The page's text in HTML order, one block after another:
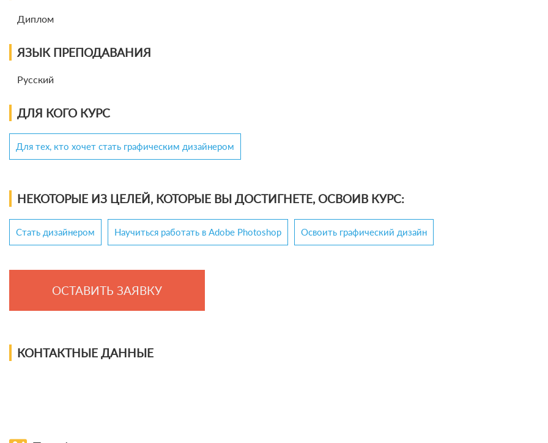
Диплом
ЯЗЫК ПРЕПОДАВАНИЯ
Русский
ДЛЯ КОГО КУРС
Для тех, кто хочет стать графическим дизайнером
НЕКОТОРЫЕ ИЗ ЦЕЛЕЙ, КОТОРЫЕ ВЫ ДОСТИГНЕТЕ, ОСВОИВ КУРС:
Стать дизайнером Научиться работать в Adobe Photoshop Освоить графический дизайн
ОСТАВИТЬ ЗАЯВКУ
КОНТАКТНЫЕ ДАННЫЕ